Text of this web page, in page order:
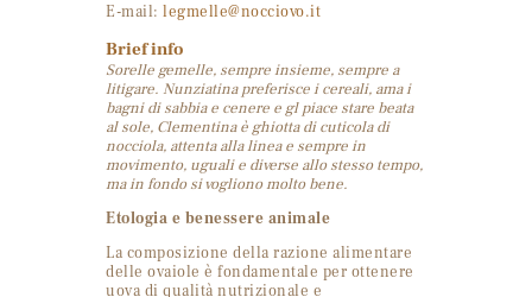
E-mail: legmelle@nocciovo.it
Brief info
Sorelle gemelle, sempre insieme, sempre a
litigare. Nunziatina preferisce i cereali, ama i
bagni di sabbia e cenere e gl piace stare beata
al sole, Clementina è ghiotta di cuticola di
nocciola, attenta alla linea e sempre in
movimento, uguali e diverse allo stesso tempo,
ma in fondo si vogliono molto bene.
Etologia e benessere animale
La composizione della razione alimentare
delle ovaiole è fondamentale per ottenere
uova di qualità nutrizionale e